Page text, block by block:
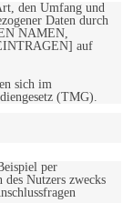
den Umfang und
Daten durch
NAMEN,
auf
sich im
(TMG).
per
Nutzers zwecks